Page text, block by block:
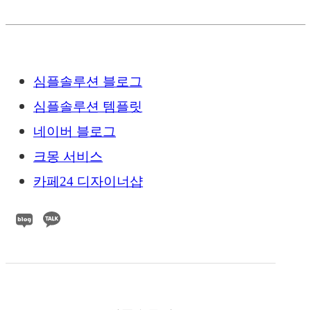
심플솔루션 블로그
심플솔루션 템플릿
네이버 블로그
크몽 서비스
카페24 디자이너샵